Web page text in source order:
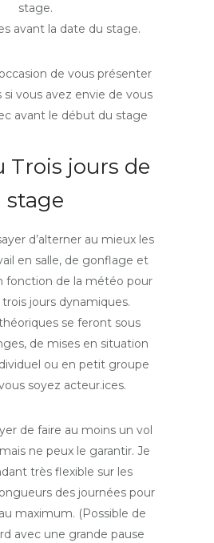
stage.
avant la date du stage.
de vous présenter
si vous avez envie de vous
avant le début du stage
Trois jours de
stage
d’alterner au mieux les
en salle, de gonflage et
fonction de la météo pour
jours dynamiques.
se feront sous
de mises en situation
ou en petit groupe
soyez acteur.ices.
de faire au moins un vol
ne peux le garantir. Je
très flexible sur les
des journées pour
maximum. (Possible de
avec une grande pause